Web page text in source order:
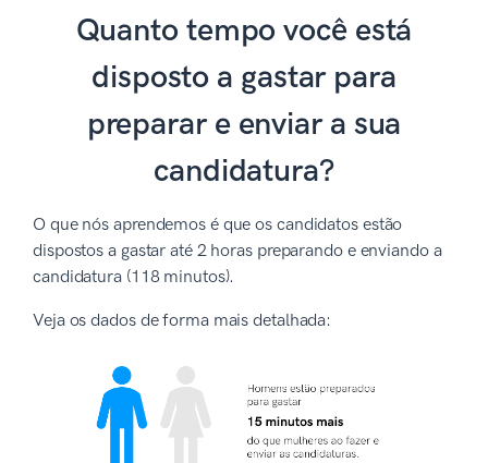
Quanto tempo você está
disposto a gastar para
preparar e enviar a sua
candidatura?
O que nós aprendemos é que os candidatos estão
dispostos a gastar até 2 horas preparando e enviando a
candidatura (118 minutos).
Veja os dados de forma mais detalhada: